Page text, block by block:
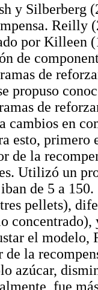
y Silberberg
Reilly
por Killeen
de
de
propuso
de
cambios en
esto, primero
de la
Utilizó un
de 5 a
pellets),
el modelo,
de la
azúcar,
fue